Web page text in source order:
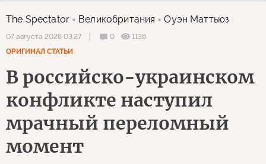
The Spectator Великобритания Оуэн Маттьюз
07 августа 2026 03:27 0
1138
ОРИГИНАЛ СТАТЬИ
В российско-украинском
конфликте наступил
мрачный переломный
момент